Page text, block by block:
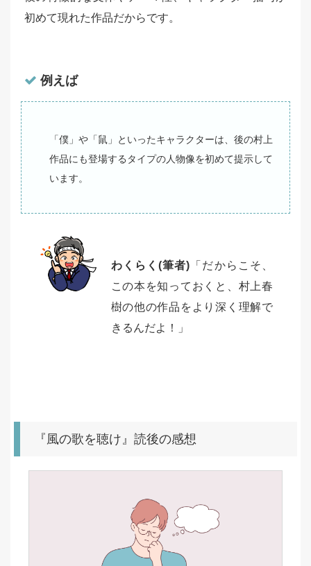
初めて現れた作品だからです。
例えば
「僕」や「鼠」といったキャラクターは、後の村上
作品にも登場するタイプの人物像を初めて提示して
います。
わくらく(筆者) 「だからこそ、
この本を知っておくと、村上春
樹の他の作品をより深く理解で
きるんだよ！」
『風の歌を聴け』読後の感想